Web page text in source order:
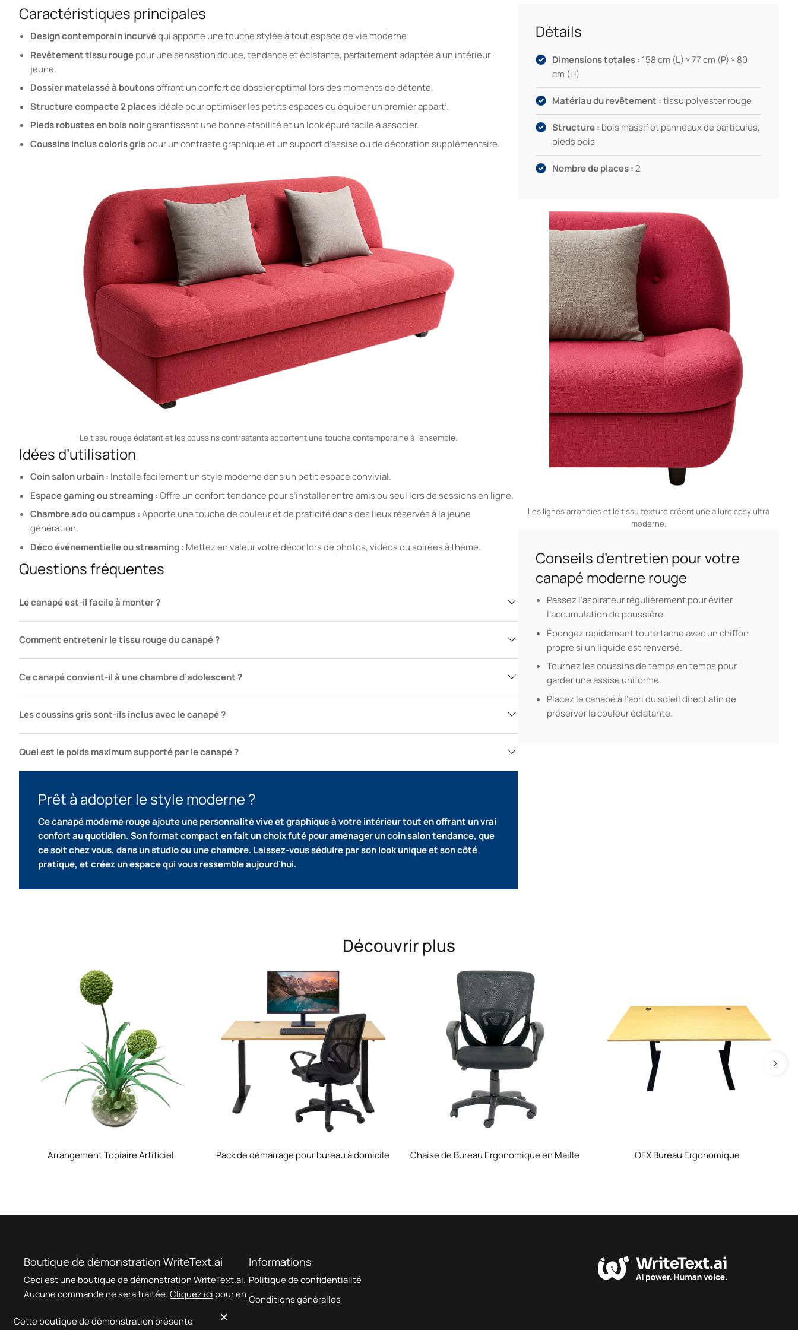
Caractéristiques principales
Design contemporain incurvéqui apporte une touche stylée à tout espace de vie moderne.
Revêtement tissu rougepour une sensation douce, tendance et éclatante, parfaitement adaptée à un intérieur
jeune.
Dossier matelassé à boutonsoffrant un confort de dossier optimal lors des moments de détente.
Structure compacte 2 placesidéale pour optimiser les petits espaces ou équiper un premier appart’.
Pieds robustes en bois noirgarantissant une bonne stabilité et un look épuré facile à associer.
Coussins inclus coloris grispour un contraste graphique et un support d’assise ou de décoration supplémentaire.
Le tissu rouge éclatant et les coussins contrastants apportent une touche contemporaine à l’ensemble.
Idées d’utilisation
Coin salon urbain : Installe facilement un style moderne dans un petit espace convivial.
Espace gaming ou streaming :Offre un confort tendance pour s’installer entre amis ou seul lors de sessions en ligne.
Chambre ado ou campus :Apporte une touche de couleur et de praticité dans des lieux réservés à la jeune
génération.
Déco événementielle ou streaming : Mettez en valeur votre décor lors de photos, vidéos ou soirées à thème.
Questions fréquentes
Le canapé est-il facile à monter ?
Comment entretenir le tissu rouge du canapé ?
Ce canapé convient-il à une chambre d’adolescent ?
Les coussins gris sont-ils inclus avec le canapé ?
Quel est le poids maximum supporté par le canapé ?
Prêt à adopter le style moderne ?
Ce canapé moderne rouge ajoute une personnalité vive et graphique à votre intérieur tout en offrant un vrai
confort au quotidien.Son format compact en fait un choix futé pour aménager un coin salon tendance, que
ce soit chez vous, dans un studio ou une chambre. Laissez-vous séduire par son look unique et son côté
pratique, et créez un espace qui vous ressemble aujourd’hui.
Détails
Dimensions totales : 158 cm (L) × 77 cm (P) × 80
cm (H)
Matériau du revêtement :tissu polyester rouge
Structure : bois massif et panneaux de particules,
pieds bois
Nombre de places :2
Les lignes arrondies et le tissu texturé créent une allure cosy ultra
moderne.
Conseils d’entretien pour votre
canapé moderne rouge
Passez l’aspirateur régulièrement pour éviter
l’accumulation de poussière.
Épongez rapidement toute tache avec un chiffon
propre si un liquide est renversé.
Tournez les coussins de temps en temps pour
garder une assise uniforme.
Placez le canapé à l’abri du soleil direct afin de
préserver la couleur éclatante.
Découvrir plus
Arrangement Topiaire Artificiel Pack de démarrage pour bureau à domicile Chaise de Bureau Ergonomique en Maille OFX Bureau Ergonomique
Boutique de démonstration WriteText.ai
Ceci est une boutique de démonstration WriteText.ai.
Aucune commande ne sera traitée.Cliquez ici pour en
Informations
Politique de confidentialité
Conditions généralles
Cette boutique de démonstration présente
×